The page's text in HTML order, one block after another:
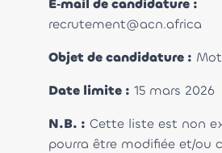
E‑mail de candidature :
recrutement@acn.africa
Objet de candidature :
Date limite : 15 mars 2026
N.B. : Cette liste est non
pourra être modifiée et/ou